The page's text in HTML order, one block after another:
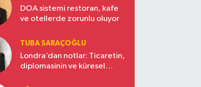
DOA sistemi restoran, kafe
ve otellerde zorunlu oluyor
TUBA SARAÇOĞLU
Londra’dan notlar: Ticaretin,
diplomasinin ve küresel